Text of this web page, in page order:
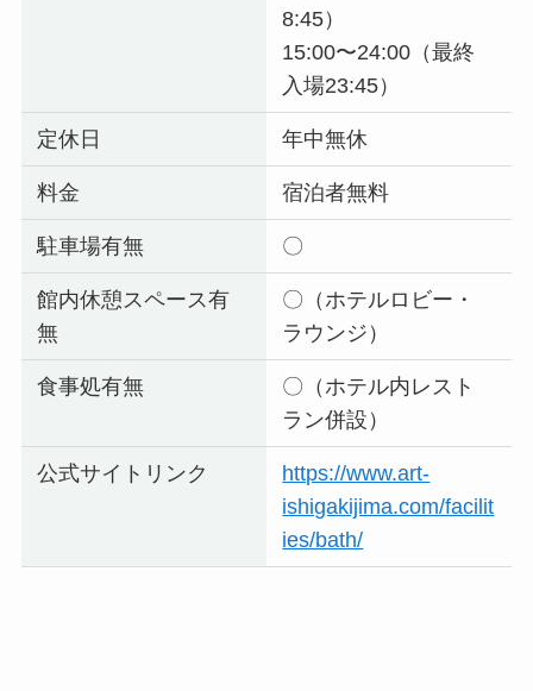
8:45）
15:00〜24:00（最終
入場23:45）
定休日 年中無休
料金 宿泊者無料
駐車場有無 〇
館内休憩スペース有
無
〇（ホテルロビー・
ラウンジ）
食事処有無
〇（ホテル内レスト
ラン併設）
公式サイトリンク
https://www.art-
ishigakijima.com/facilit
ies/bath/